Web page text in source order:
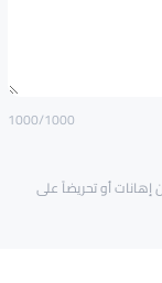
1000/1000
إهانات أو تحريضاً على